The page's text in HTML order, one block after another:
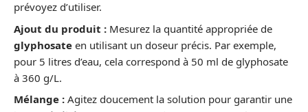
prévoyez d’utiliser.
Ajout du produit : Mesurez la quantité appropriée de
glyphosate en utilisant un doseur précis. Par exemple,
pour 5 litres d’eau, cela correspond à 50 ml de glyphosate
à 360 g/L.
Mélange : Agitez doucement la solution pour garantir une